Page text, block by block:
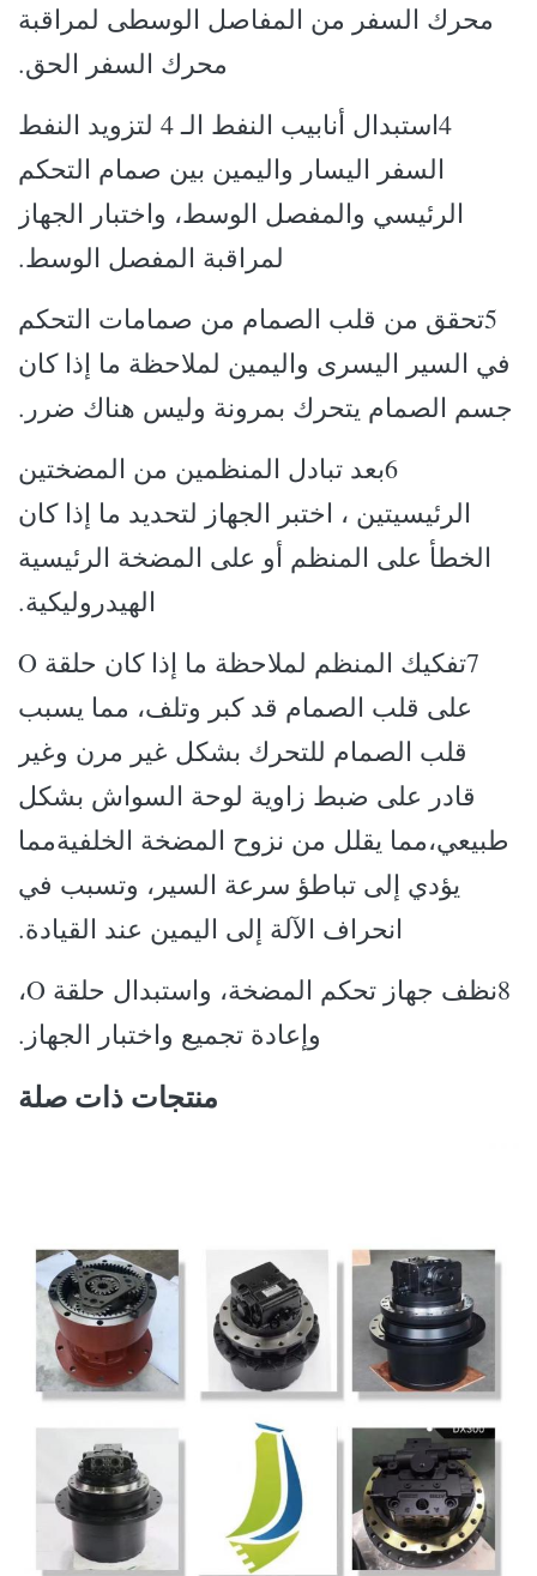
محرك السفر من المفاصل الوسطى لمراقبة
محرك السفر الحق.
4استبدال أنابيب النفط الـ 4 لتزويد النفط
السفر اليسار واليمين بين صمام التحكم
الرئيسي والمفصل الوسط، واختبار الجهاز
لمراقبة المفصل الوسط.
5تحقق من قلب الصمام من صمامات التحكم
في السير اليسرى واليمين لملاحظة ما إذا كان
جسم الصمام يتحرك بمرونة وليس هناك ضرر.
6بعد تبادل المنظمين من المضختين
الرئيسيتين ، اختبر الجهاز لتحديد ما إذا كان
الخطأ على المنظم أو على المضخة الرئيسية
الهيدروليكية.
7تفكيك المنظم لملاحظة ما إذا كان حلقة O
على قلب الصمام قد كبر وتلف، مما يسبب
قلب الصمام للتحرك بشكل غير مرن وغير
قادر على ضبط زاوية لوحة السواش بشكل
طبيعي،مما يقلل من نزوح المضخة الخلفيةمما
يؤدي إلى تباطؤ سرعة السير، وتسبب في
انحراف الآلة إلى اليمين عند القيادة.
8نظف جهاز تحكم المضخة، واستبدال حلقة O،
وإعادة تجميع واختبار الجهاز.
منتجات ذات صلة